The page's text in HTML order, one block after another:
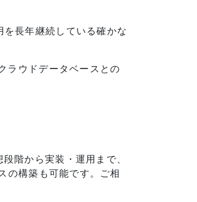
長年継続している確かな
ラウドデータベースとの
階から実装・運用まで、
の構築も可能です。ご相